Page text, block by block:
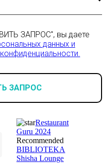
ЗАПРОС", вы даете
данных и
ЗАПРОС
Restaurant
Guru 2024
Recommended
BIBLIOTEKA
Shisha Lounge